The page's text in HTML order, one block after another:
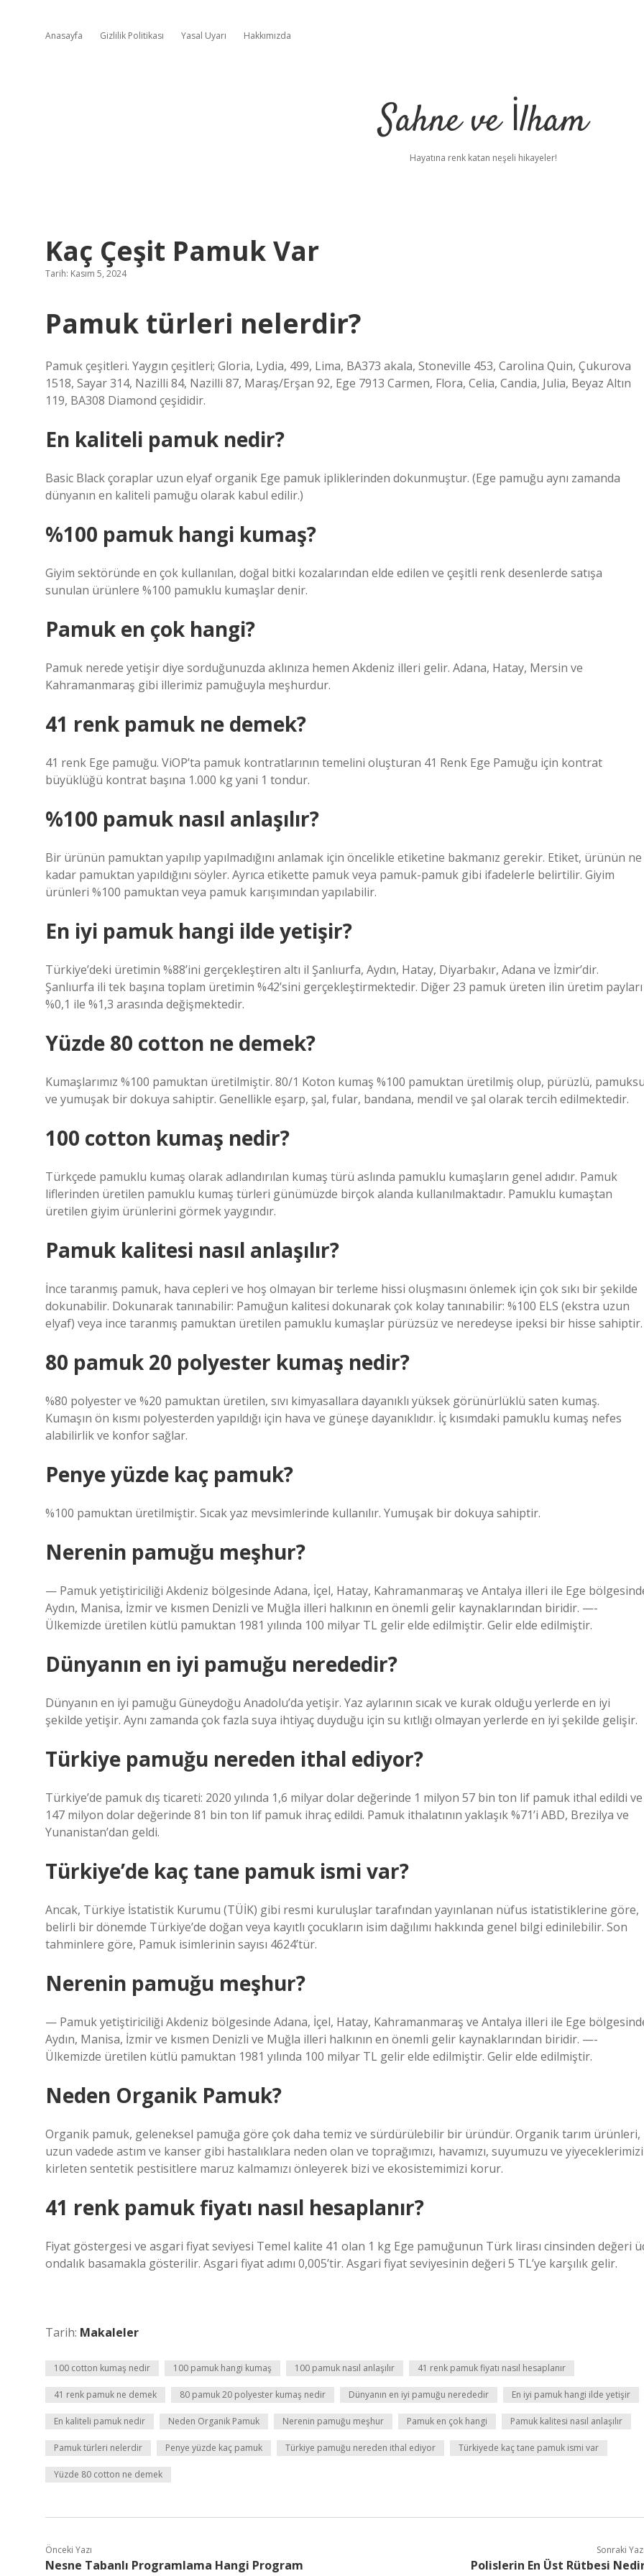
Anasayfa Gizlilik Politikası Yasal Uyarı Hakkımızda
Sahne ve İlham
Hayatına renk katan neşeli hikayeler!
Kaç Çeşit Pamuk Var
Tarih: Kasım 5, 2024
Pamuk türleri nelerdir?
Pamuk çeşitleri. Yaygın çeşitleri; Gloria, Lydia, 499, Lima, BA373 akala, Stoneville 453, Carolina Quin, Çukurova
1518, Sayar 314, Nazilli 84, Nazilli 87, Maraş/Erşan 92, Ege 7913 Carmen, Flora, Celia, Candia, Julia, Beyaz Altın
119, BA308 Diamond çeşididir.
En kaliteli pamuk nedir?
Basic Black çoraplar uzun elyaf organik Ege pamuk ipliklerinden dokunmuştur. (Ege pamuğu aynı zamanda
dünyanın en kaliteli pamuğu olarak kabul edilir.)
%100 pamuk hangi kumaş?
Giyim sektöründe en çok kullanılan, doğal bitki kozalarından elde edilen ve çeşitli renk desenlerde satışa
sunulan ürünlere %100 pamuklu kumaşlar denir.
Pamuk en çok hangi?
Pamuk nerede yetişir diye sorduğunuzda aklınıza hemen Akdeniz illeri gelir. Adana, Hatay, Mersin ve
Kahramanmaraş gibi illerimiz pamuğuyla meşhurdur.
41 renk pamuk ne demek?
41 renk Ege pamuğu. ViOP’ta pamuk kontratlarının temelini oluşturan 41 Renk Ege Pamuğu için kontrat
büyüklüğü kontrat başına 1.000 kg yani 1 tondur.
%100 pamuk nasıl anlaşılır?
Bir ürünün pamuktan yapılıp yapılmadığını anlamak için öncelikle etiketine bakmanız gerekir. Etiket, ürünün ne
kadar pamuktan yapıldığını söyler. Ayrıca etikette pamuk veya pamuk-pamuk gibi ifadelerle belirtilir. Giyim
ürünleri %100 pamuktan veya pamuk karışımından yapılabilir.
En iyi pamuk hangi ilde yetişir?
Türkiye’deki üretimin %88’ini gerçekleştiren altı il Şanlıurfa, Aydın, Hatay, Diyarbakır, Adana ve İzmir’dir.
Şanlıurfa ili tek başına toplam üretimin %42’sini gerçekleştirmektedir. Diğer 23 pamuk üreten ilin üretim payları
%0,1 ile %1,3 arasında değişmektedir.
Yüzde 80 cotton ne demek?
Kumaşlarımız %100 pamuktan üretilmiştir. 80/1 Koton kumaş %100 pamuktan üretilmiş olup, pürüzlü,
ve yumuşak bir dokuya sahiptir. Genellikle eşarp, şal, fular, bandana, mendil ve şal olarak tercih edilmektedir.
100 cotton kumaş nedir?
Türkçede pamuklu kumaş olarak adlandırılan kumaş türü aslında pamuklu kumaşların genel adıdır. Pamuk
liflerinden üretilen pamuklu kumaş türleri günümüzde birçok alanda kullanılmaktadır. Pamuklu kumaştan
üretilen giyim ürünlerini görmek yaygındır.
Pamuk kalitesi nasıl anlaşılır?
İnce taranmış pamuk, hava cepleri ve hoş olmayan bir terleme hissi oluşmasını önlemek için çok sıkı bir şekilde
dokunabilir. Dokunarak tanınabilir: Pamuğun kalitesi dokunarak çok kolay tanınabilir: %100 ELS (ekstra uzun
elyaf) veya ince taranmış pamuktan üretilen pamuklu kumaşlar pürüzsüz ve neredeyse ipeksi bir hisse sahiptir.
80 pamuk 20 polyester kumaş nedir?
%80 polyester ve %20 pamuktan üretilen, sıvı kimyasallara dayanıklı yüksek görünürlüklü saten kumaş.
Kumaşın ön kısmı polyesterden yapıldığı için hava ve güneşe dayanıklıdır. İç kısımdaki pamuklu kumaş nefes
alabilirlik ve konfor sağlar.
Penye yüzde kaç pamuk?
%100 pamuktan üretilmiştir. Sıcak yaz mevsimlerinde kullanılır. Yumuşak bir dokuya sahiptir.
Nerenin pamuğu meşhur?
— Pamuk yetiştiriciliği Akdeniz bölgesinde Adana, İçel, Hatay, Kahramanmaraş ve Antalya illeri ile Ege
Aydın, Manisa, İzmir ve kısmen Denizli ve Muğla illeri halkının en önemli gelir kaynaklarından biridir. —-
Ülkemizde üretilen kütlü pamuktan 1981 yılında 100 milyar TL gelir elde edilmiştir. Gelir elde edilmiştir.
Dünyanın en iyi pamuğu nerededir?
Dünyanın en iyi pamuğu Güneydoğu Anadolu’da yetişir. Yaz aylarının sıcak ve kurak olduğu yerlerde en iyi
şekilde yetişir. Aynı zamanda çok fazla suya ihtiyaç duyduğu için su kıtlığı olmayan yerlerde en iyi şekilde gelişir.
Türkiye pamuğu nereden ithal ediyor?
Türkiye’de pamuk dış ticareti: 2020 yılında 1,6 milyar dolar değerinde 1 milyon 57 bin ton lif pamuk ithal edildi ve
147 milyon dolar değerinde 81 bin ton lif pamuk ihraç edildi. Pamuk ithalatının yaklaşık %71’i ABD, Brezilya ve
Yunanistan’dan geldi.
Türkiye’de kaç tane pamuk ismi var?
Ancak, Türkiye İstatistik Kurumu (TÜİK) gibi resmi kuruluşlar tarafından yayınlanan nüfus istatistiklerine göre,
belirli bir dönemde Türkiye’de doğan veya kayıtlı çocukların isim dağılımı hakkında genel bilgi edinilebilir. Son
tahminlere göre, Pamuk isimlerinin sayısı 4624’tür.
Nerenin pamuğu meşhur?
— Pamuk yetiştiriciliği Akdeniz bölgesinde Adana, İçel, Hatay, Kahramanmaraş ve Antalya illeri ile Ege
Aydın, Manisa, İzmir ve kısmen Denizli ve Muğla illeri halkının en önemli gelir kaynaklarından biridir. —-
Ülkemizde üretilen kütlü pamuktan 1981 yılında 100 milyar TL gelir elde edilmiştir. Gelir elde edilmiştir.
Neden Organik Pamuk?
Organik pamuk, geleneksel pamuğa göre çok daha temiz ve sürdürülebilir bir üründür. Organik tarım ürünleri,
uzun vadede astım ve kanser gibi hastalıklara neden olan ve toprağımızı, havamızı, suyumuzu ve yiyeceklerimizi
kirleten sentetik pestisitlere maruz kalmamızı önleyerek bizi ve ekosistemimizi korur.
41 renk pamuk fiyatı nasıl hesaplanır?
Fiyat göstergesi ve asgari fiyat seviyesi Temel kalite 41 olan 1 kg Ege pamuğunun Türk lirası cinsinden değeri
ondalık basamakla gösterilir. Asgari fiyat adımı 0,005’tir. Asgari fiyat seviyesinin değeri 5 TL’ye karşılık gelir.
Tarih: Makaleler
100 cotton kumaş nedir 100 pamuk hangi kumaş 100 pamuk nasıl anlaşılır 41 renk pamuk fiyatı nasıl hesaplanır
41 renk pamuk ne demek 80 pamuk 20 polyester kumaş nedir Dünyanın en iyi pamuğu nerededir En iyi pamuk hangi ilde yetişir
En kaliteli pamuk nedir Neden Organik Pamuk Nerenin pamuğu meşhur Pamuk en çok hangi Pamuk kalitesi nasıl anlaşılır
Pamuk türleri nelerdir Penye yüzde kaç pamuk Türkiye pamuğu nereden ithal ediyor Türkiyede kaç tane pamuk ismi var
Yüzde 80 cotton ne demek
Önceki Yazı
Nesne Tabanlı Programlama Hangi Program
Sonraki
Polislerin En Üst Rütbesi